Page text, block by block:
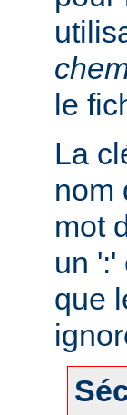
le
La
nom
mot
un ':'
que